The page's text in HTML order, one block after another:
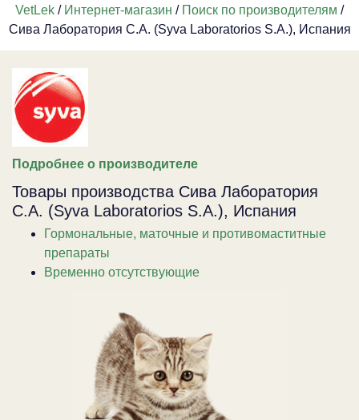
VetLek / Интернет-магазин / Поиск по производителям /
Сива Лаборатория С.А. (Syva Laboratorios S.A.), Испания
Подробнее о производителе
Товары производства Сива Лаборатория
С.А. (Syva Laboratorios S.A.), Испания
Гормональные, маточные и противомаститные
препараты
Временно отсутствующие